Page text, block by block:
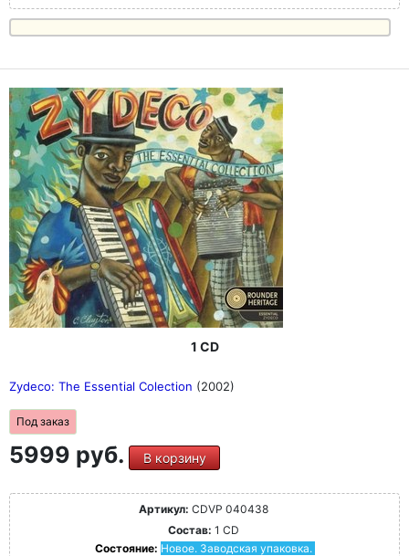
1 CD
Zydeco: The Essential Colection (2002)
Под заказ
5999 руб. В корзину
Артикул: CDVP 040438
Состав: 1 CD
Состояние: Новое. Заводская упаковка.